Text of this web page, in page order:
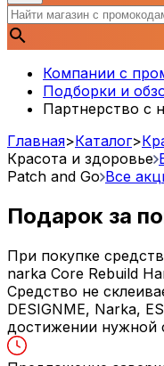
Компании с
Подборки и
Партнерство с
Главная>Каталог>
Красота и здоровье
Patch and Go Все
Подарок за
При покупке
narka Core Rebuild
Средство не
DESIGNME, Narka,
достижении нужной